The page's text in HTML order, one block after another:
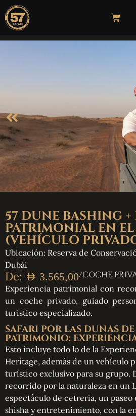
57 DUNE BASHING
PATRIMONIAL EN
(VEHÍCULO
Ubicación: Reserva de
Dubái
De: AED 3.565,00/COCHE
Experiencia patrimonial con
un coche privado, guiado
turístico especializado.
SAFARI POR LAS DUNAS
PATRIMONIO:
Esto incluye todo lo de la
Heritage, además de un vehículo
turístico exclusivo para su grupo.
recorrido por la naturaleza en un
espectáculo de cetrería, un paseo
shisha y entretenimiento, con la